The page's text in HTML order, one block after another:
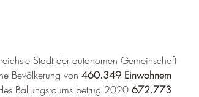
Stadt der autonomen Gemeinschaft
Bevölkerung von 460.349 Einwohnern
Ballungsraums betrug 2020 672.773